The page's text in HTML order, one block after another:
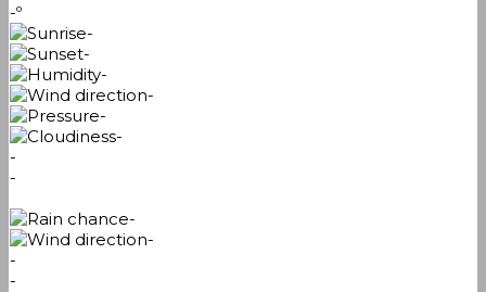
-º
-
-
-
-
-
-
-
-
-
-
-
-